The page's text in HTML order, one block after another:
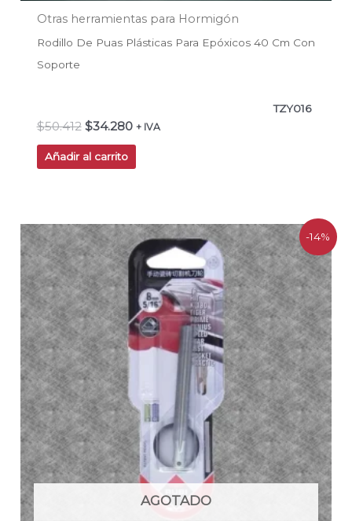
Otras herramientas para Hormigón
Rodillo De Puas Plásticas Para Epóxicos 40 Cm Con
Soporte
TZY016
$50.412 $34.280 + IVA
Añadir al carrito
-14%
AGOTADO
El
precio
original
era:
$17.639.
El
precio
actual
es:
$15.118.